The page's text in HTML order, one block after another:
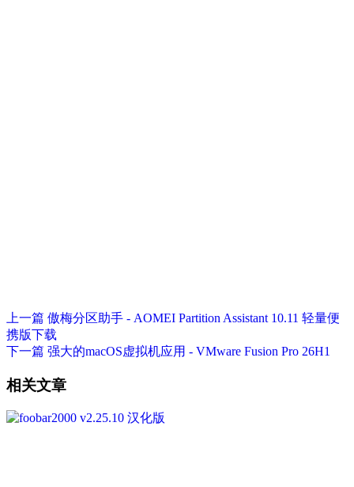
上一篇 傲梅分区助手 - AOMEI Partition Assistant 10.11 轻量便
携版下载
下一篇 强大的macOS虚拟机应用 - VMware Fusion Pro 26H1
相关文章